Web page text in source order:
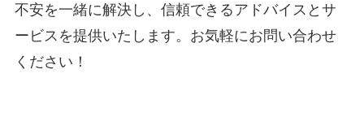
不安を一緒に解決し、信頼できるアドバイスとサ
ービスを提供いたします。お気軽にお問い合わせ
ください！